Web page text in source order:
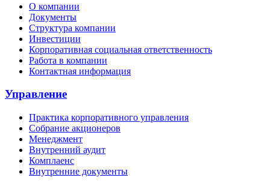
О компании
Документы
Структура компании
Инвестиции
Корпоративная социальная ответственность
Работа в компании
Контактная информация
Управление
Практика корпоративного управления
Собрание акционеров
Менеджмент
Внутренний аудит
Комплаенс
Внутренние документы